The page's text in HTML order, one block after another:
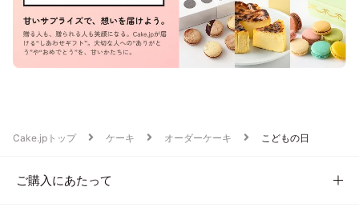
Cake.jpトップ ケーキ オーダーケーキ こどもの日
ご購入にあたって